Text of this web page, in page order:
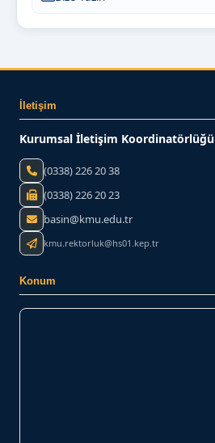
İletişim
Kurumsal İletişim Koordinatörlüğü
(0338) 226 20 38
(0338) 226 20 23
basin@kmu.edu.tr
kmu.rektorluk@hs01.kep.tr
Konum